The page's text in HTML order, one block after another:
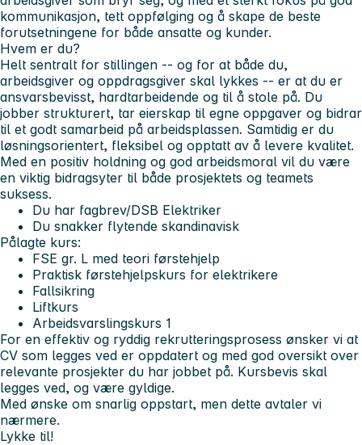
kommunikasjon, tett oppfølging og å skape de beste
forutsetningene for både ansatte og kunder.
Hvem er du?
Helt sentralt for stillingen -- og for at både du,
arbeidsgiver og oppdragsgiver skal lykkes -- er at du er
ansvarsbevisst, hardtarbeidende og til å stole på. Du
jobber strukturert, tar eierskap til egne oppgaver og bidrar
til et godt samarbeid på arbeidsplassen. Samtidig er du
løsningsorientert, fleksibel og opptatt av å levere kvalitet.
Med en positiv holdning og god arbeidsmoral vil du være
en viktig bidragsyter til både prosjektets og teamets
suksess.
Du har fagbrev/DSB Elektriker
Du snakker flytende skandinavisk
Pålagte kurs:
FSE gr. L med teori førstehjelp
Praktisk førstehjelpskurs for elektrikere
Fallsikring
Liftkurs
Arbeidsvarslingskurs 1
For en effektiv og ryddig rekrutteringsprosess ønsker vi at
CV som legges ved er oppdatert og med god oversikt over
relevante prosjekter du har jobbet på. Kursbevis skal
legges ved, og være gyldige.
Med ønske om snarlig oppstart, men dette avtaler vi
nærmere.
Lykke til!